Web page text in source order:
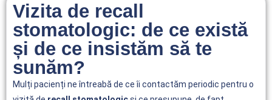
Vizita de recall
stomatologic: de ce există
și de ce insistăm să te
sunăm?
Mulți pacienți ne întreabă de ce îi contactăm periodic pentru o